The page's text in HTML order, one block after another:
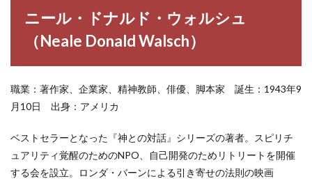
ニール・ドナルド・ウォルシュ
（Neale Donald Walsch）
職業：著作家、企業家、精神教師、俳優、脚本家 誕生：1943年9
月10日 出身：アメリカ
ベストセラーとなった『神との対話』シリーズの著者。スピリチ
ュアリティ覚醒のためのNPO、自己開発のためリトリートを開催
する会を設立。ロンダ・バーンによる引き寄せの法則の映画